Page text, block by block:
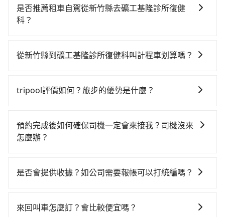
貴、費時、轉車麻煩，且難叫計程車前往高鐵站！從最
早06:36一直到23:12，新竹-南港一天最多有62班次高鐵
高鐵站後，步行進站、現場購票並於月台排隊的時間約
站、等待車站前排班的計程車，搭上小黃後約花35分
設一人獨行，交通費總計1,730元。不過新竹縣領有合法
執照的計程車僅有700多輛，計程車的密度為雙北的
花費約1,710元，費時1小時9分鐘。選擇搭乘高鐵而不預
tripool！
是否推薦租車自駕從新竹縣去礦工基隆診所復健
科？
時不需要閉目養神（因為要自己開車），最重要的是你
$115~205承租小轎車，每公里再額外加收$3.2，從新竹
達目的地後多久原路返回），雖已將eTag和可能的每小
時40元路邊停車費用預估進去，但額外的汽車保險與可
差的車款，如果人數超過四位，更是沒有較大的七人座
凹的車門仍未被修理，每一次租車都好像在開樂透一
從新竹縣到礦工基隆診所復健科叫計程車划算嗎？
灣大車隊、Uber、Line Taxi、Yoxi等。依照里程跳錶計
車，那要注意新竹縣僅有合法計程車約730輛，計程車密
度為雙北的1.3%，也就是說要臨時叫到小黃的難度是台
最佳選擇。
tripool評價如何？旅步的優勢是什麼？
定及可靠的，大多數的使用者都給予了高分評價。此
外，tripool司機專業的駕駛和親切服務態度也獲得了許
您的旅程能更有彈性及保障。
預約完成後如何確保司機一定會來接我？司機沒來
怎麼辦？
派車。在出發前一天晚上八點時，會透過電子郵件與簡
繫，可能原本約定的地點不適合暫停而改停靠在附近的
是否會提供收據？如公司需要報帳可以打統編嗎？
旅行業代收轉付電子收據，如果公司需要報公帳，在預
來回叫車怎麼訂？會比較便宜嗎？